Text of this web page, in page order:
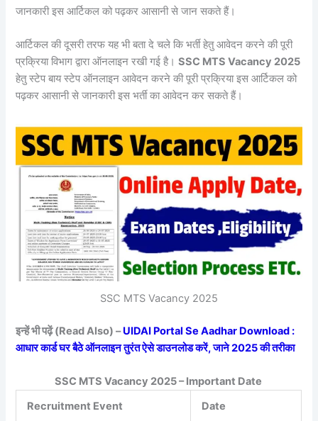
जानकारी इस आर्टिकल को पढ़कर आसानी से जान सकते हैं।
आर्टिकल की दूसरी तरफ यह भी बता दे चले कि भर्ती हेतु आवेदन करने की पूरी
प्रक्रिया विभाग द्वारा ऑनलाइन रखी गई है।SSC MTS Vacancy 2025
हेतु स्टेप बाय स्टेप ऑनलाइन आवेदन करने की पूरी प्रक्रिया इस आर्टिकल को
पढ़कर आसानी से जानकारी इस भर्ती का आवेदन कर सकते हैं।
SSC MTS Vacancy 2025
इन्हें भी पढ़ें (Read Also) –UIDAI Portal Se Aadhar Download :
आधार कार्ड घर बैठे ऑनलाइन तुरंत ऐसे डाउनलोड करें, जाने 2025 की तरीका
SSC MTS Vacancy 2025 – Important Date
Recruitment Event
Date